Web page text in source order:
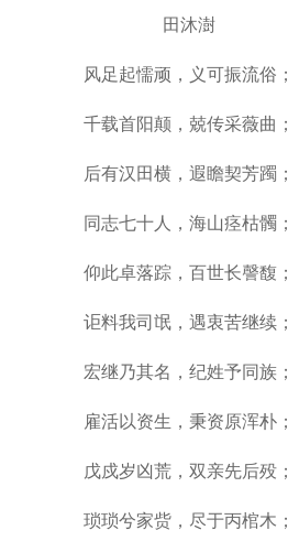
田沐澍
风足起懦顽，义可振流俗；
千载首阳颠，兢传采薇曲；
后有汉田横，遐瞻契芳躅；
同志七十人，海山痉枯髑；
仰此卓落踪，百世长謦馥；
讵料我司氓，遇衷苦继续；
宏继乃其名，纪姓予同族；
雇活以资生，秉资原浑朴；
戊戍岁凶荒，双亲先后殁；
琐琐兮家赀，尽于丙棺木；